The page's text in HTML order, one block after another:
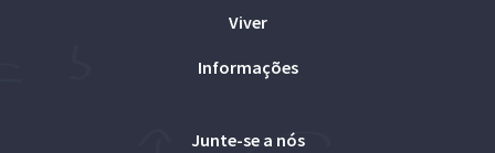
Viver
Informações
Junte-se a nós